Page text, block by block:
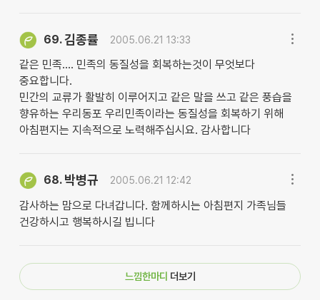
69.김종률 2005.06.21 13:33
같은 민족.... 민족의 동질성을 회복하는것이 무엇보다
중요합니다.
민간의 교류가 활발히 이루어지고 같은 말을 쓰고 같은 풍습을
향유하는 우리동포 우리민족이라는 동질성을 회복하기 위해
아침편지는 지속적으로 노력해주십시요. 감사합니다
68. 박병규 2005.06.21 12:42
감사하는 맘으로 다녀갑니다. 함께하시는 아침편지 가족님들
건강하시고 행복하시길 빕니다
느낌한마디 더보기